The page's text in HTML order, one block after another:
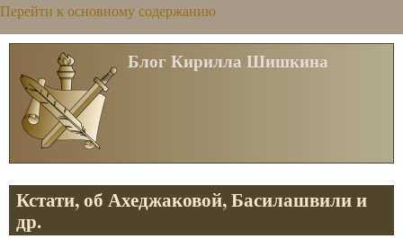
Перейти к основному содержанию
Блог Кирилла Шишкина
Кстати, об Ахеджаковой, Басилашвили и
др.